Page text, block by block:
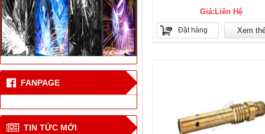
FANPAGE
TIN TỨC MỚI
Thiết bị hàn đối đầu cốt
thép bê tông cho nhà
cao tầng
Công nghệ hàn laser
mới
CN hàn mới cho tàu vận
Giá:Liên Hệ
Đặt hàng Xem